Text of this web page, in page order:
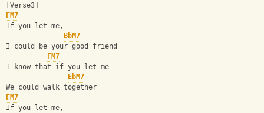
[Verse3]
FM7
If you let me,
BbM7
I could be your good friend
FM7
I know that if you let me
EbM7
We could walk together
FM7
If you let me,